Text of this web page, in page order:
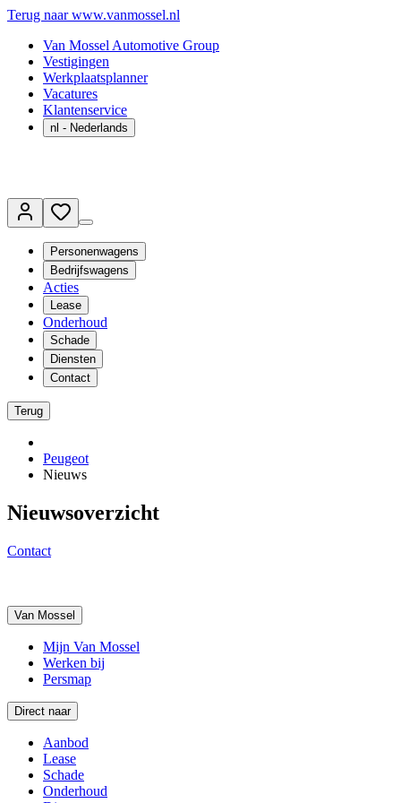
Terug naar www.vanmossel.nl
Van Mossel Automotive Group
Vestigingen
Werkplaatsplanner
Vacatures
Klantenservice
nl - Nederlands
Personenwagens
Bedrijfswagens
Acties
Lease
Onderhoud
Schade
Diensten
Contact
Terug
Peugeot
Nieuws
Nieuwsoverzicht
Contact
Van Mossel
Mijn Van Mossel
Werken bij
Persmap
Direct naar
Aanbod
Lease
Schade
Onderhoud